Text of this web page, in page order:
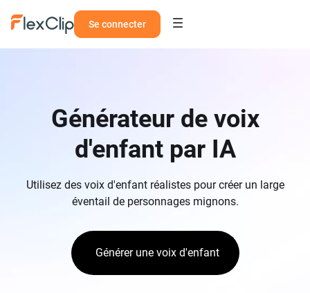
Se connecter
Générateur de voix
d'enfant par IA
Utilisez des voix d'enfant réalistes pour créer un large
éventail de personnages mignons.
Générer une voix d'enfant